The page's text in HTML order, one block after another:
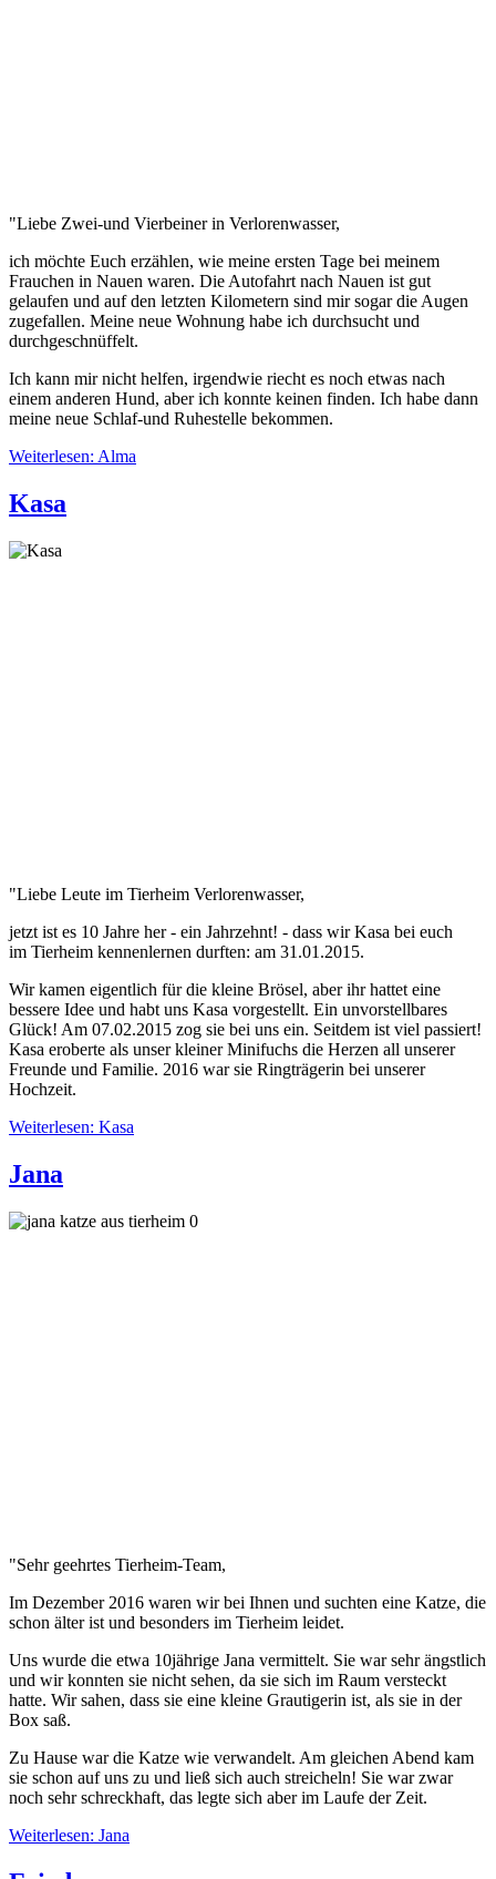
"Liebe Zwei-und Vierbeiner in Verlorenwasser,
ich möchte Euch erzählen, wie meine ersten Tage bei meinem
Frauchen in Nauen waren. Die Autofahrt nach Nauen ist gut
gelaufen und auf den letzten Kilometern sind mir sogar die Augen
zugefallen. Meine neue Wohnung habe ich durchsucht und
durchgeschnüffelt.
Ich kann mir nicht helfen, irgendwie riecht es noch etwas nach
einem anderen Hund, aber ich konnte keinen finden. Ich habe dann
meine neue Schlaf-und Ruhestelle bekommen.
Weiterlesen: Alma
Kasa
"Liebe Leute im Tierheim Verlorenwasser,
jetzt ist es 10 Jahre her - ein Jahrzehnt! - dass wir Kasa bei euch
im Tierheim kennenlernen durften: am 31.01.2015.
Wir kamen eigentlich für die kleine Brösel, aber ihr hattet eine
bessere Idee und habt uns Kasa vorgestellt. Ein unvorstellbares
Glück! Am 07.02.2015 zog sie bei uns ein. Seitdem ist viel passiert!
Kasa eroberte als unser kleiner Minifuchs die Herzen all unserer
Freunde und Familie. 2016 war sie Ringträgerin bei unserer
Hochzeit.
Weiterlesen: Kasa
Jana
"Sehr geehrtes Tierheim-Team,
Im Dezember 2016 waren wir bei Ihnen und suchten eine Katze, die
schon älter ist und besonders im Tierheim leidet.
Uns wurde die etwa 10jährige Jana vermittelt. Sie war sehr ängstlich
und wir konnten sie nicht sehen, da sie sich im Raum versteckt
hatte. Wir sahen, dass sie eine kleine Grautigerin ist, als sie in der
Box saß.
Zu Hause war die Katze wie verwandelt. Am gleichen Abend kam
sie schon auf uns zu und ließ sich auch streicheln! Sie war zwar
noch sehr schreckhaft, das legte sich aber im Laufe der Zeit.
Weiterlesen: Jana